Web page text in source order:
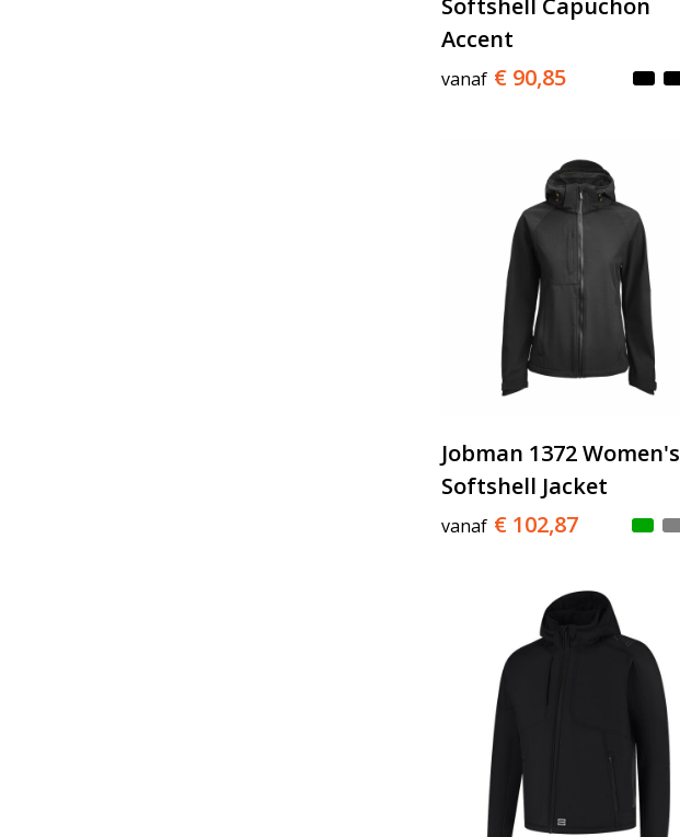
Softshell Capuchon
Accent
vanaf € 90,85
Jobman 1372 Women's
Softshell Jacket
vanaf € 102,87